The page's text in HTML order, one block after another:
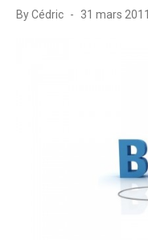
ByCédric
Posted
31 mars 2011